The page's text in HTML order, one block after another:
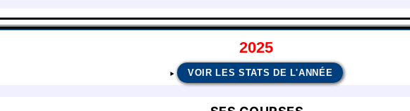
2025
VOIR LES STATS DE L'ANNÉE